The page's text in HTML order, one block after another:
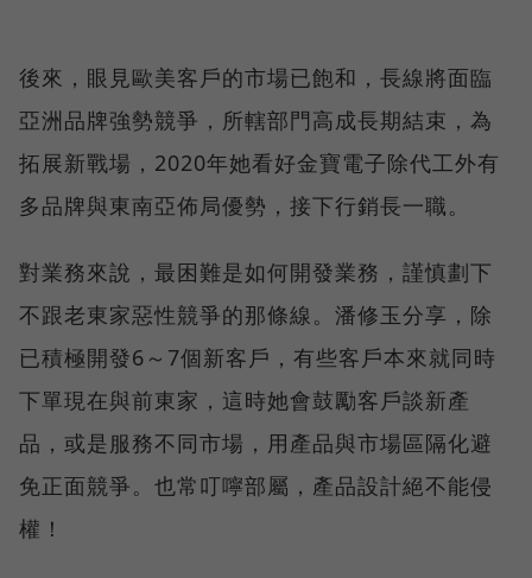
後來，眼見歐美客戶的市場已飽和，長線將面臨
亞洲品牌強勢競爭，所轄部門高成長期結束，為
拓展新戰場，2020年她看好金寶電子除代工外有
多品牌與東南亞佈局優勢，接下行銷長一職。
對業務來說，最困難是如何開發業務，謹慎劃下
不跟老東家惡性競爭的那條線。潘修玉分享，除
已積極開發6～7個新客戶，有些客戶本來就同時
下單現在與前東家，這時她會鼓勵客戶談新產
品，或是服務不同市場，用產品與市場區隔化避
免正面競爭。也常叮嚀部屬，產品設計絕不能侵
權！